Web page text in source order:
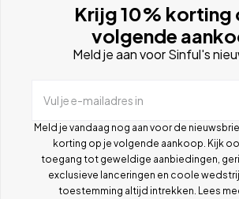
Krijg 10% korting
volgende
Meld je aan voor Sinful's
Vul je e-mailadres in
Meld je vandaag nog aan voor de
korting op je volgende aankoop. Kijk
toegang tot geweldige aanbiedingen,
exclusieve lanceringen en coole
toestemming altijd intrekken. Lees